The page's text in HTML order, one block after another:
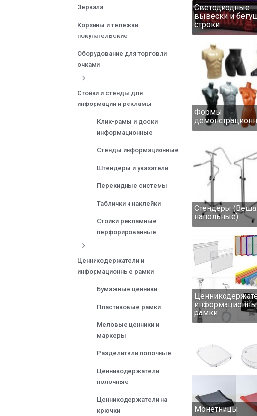
Светодиодные
вывески и
строки
Формы
Стендеры
напольные)
рамки
Монетницы
Зеркала
Корзины и тележки
покупательские
Оборудование для торговли
очками
Стойки и стенды для
информации и рекламы
Клик-рамы и доски
информационные
Стенды информационные
Штендеры и указатели
Перекидные системы
Таблички и наклейки
Стойки рекламные
перфорированные
Ценникодержатели и
информационные рамки
Бумажные ценники
Пластиковые рамки
Меловые ценники и
маркеры
Разделители полочные
Ценникодержатели
полочные
Ценникодержатели на
крючки